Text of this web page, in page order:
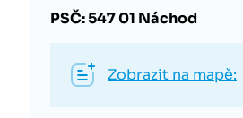
PSČ: 547 01 Náchod
Zobrazit na mapě: